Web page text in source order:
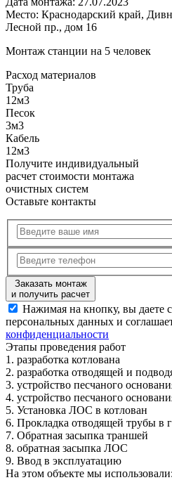
Место: Краснодарский край,
Лесной пр., дом 16
Монтаж станции на 5 человек
Расход материалов
Труба
12м3
Песок
3м3
Кабель
12м3
Получите индивидуальный
расчет стоимости монтажа
очистных систем
Оставьте контакты
Заказать монтаж
и получить расчет
Нажимая на кнопку, вы даете
персональных данных и
конфиденциальности
Этапы проведения работ
1. разработка котлована
2. разработка отводящей и
3. устройство песчаного
4. устройство песчаного
5. Установка ЛОС в котлован
6. Прокладка отводящей трубы в
7. Обратная засыпка траншей
8. обратная засыпка ЛОС
9. Ввод в эксплуатацию
На этом объекте мы использовали: